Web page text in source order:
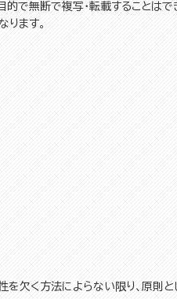
的で無断で複写・転載することは
ます。
欠く方法によらない限り、原則と